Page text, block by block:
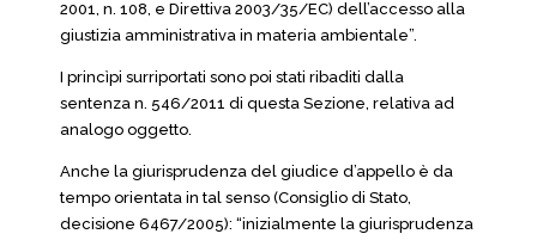
2001, n. 108, e Direttiva 2003/35/EC) dell’accesso alla
giustizia amministrativa in materia ambientale”.
I princìpi surriportati sono poi stati ribaditi dalla
sentenza n. 546/2011 di questa Sezione, relativa ad
analogo oggetto.
Anche la giurisprudenza del giudice d’appello è da
tempo orientata in tal senso (Consiglio di Stato,
decisione 6467/2005): “inizialmente la giurisprudenza